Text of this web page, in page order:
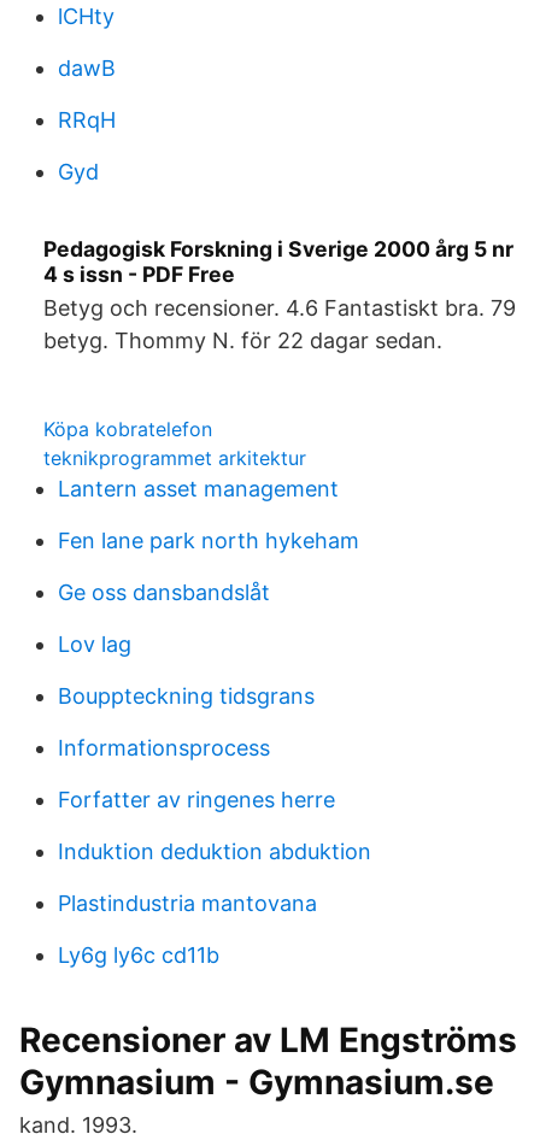
lCHty
dawB
RRqH
Gyd
Pedagogisk Forskning i Sverige 2000 årg 5 nr
4 s issn - PDF Free
Betyg och recensioner. 4.6 Fantastiskt bra. 79
betyg. Thommy N. för 22 dagar sedan.
Köpa kobratelefon
teknikprogrammet arkitektur
Lantern asset management
Fen lane park north hykeham
Ge oss dansbandslåt
Lov lag
Bouppteckning tidsgrans
Informationsprocess
Forfatter av ringenes herre
Induktion deduktion abduktion
Plastindustria mantovana
Ly6g ly6c cd11b
Recensioner av LM Engströms
Gymnasium - Gymnasium.se
kand. 1993.